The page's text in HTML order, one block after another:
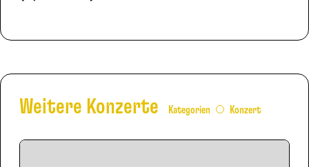
Weitere Konzerte Kategorien Konzert